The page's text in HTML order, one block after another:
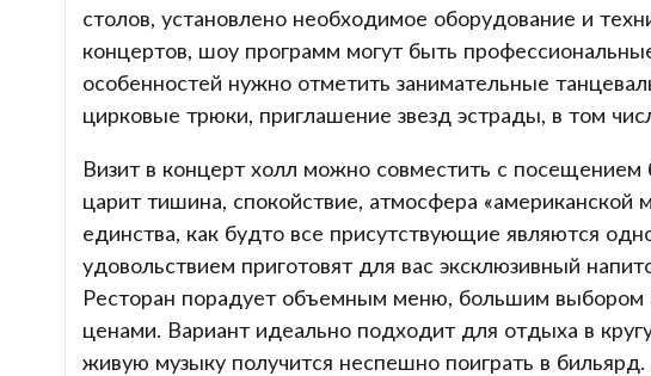
столов, установлено необходимое оборудование и
концертов, шоу программ могут быть
особенностей нужно отметить занимательные
цирковые трюки, приглашение звезд эстрады, в том
Визит в концерт холл можно совместить с посещением
царит тишина, спокойствие, атмосфера
единства, как будто все присутствующие являются
удовольствием приготовят для вас эксклюзивный
Ресторан порадует объемным меню, большим выбором
ценами. Вариант идеально подходит для отдыха в
живую музыку получится неспешно поиграть в